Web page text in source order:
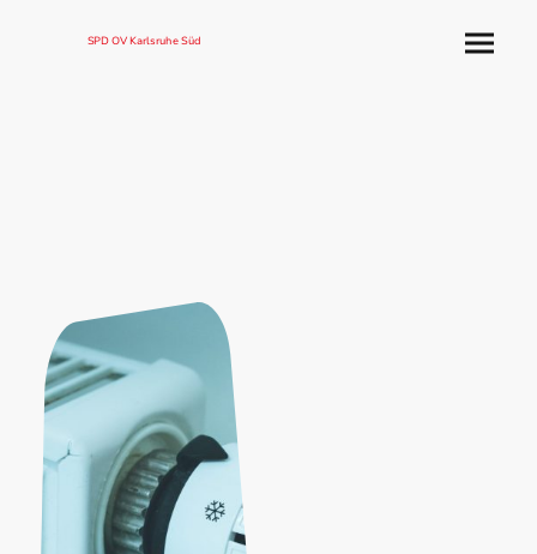
SPD OV Karlsruhe Süd